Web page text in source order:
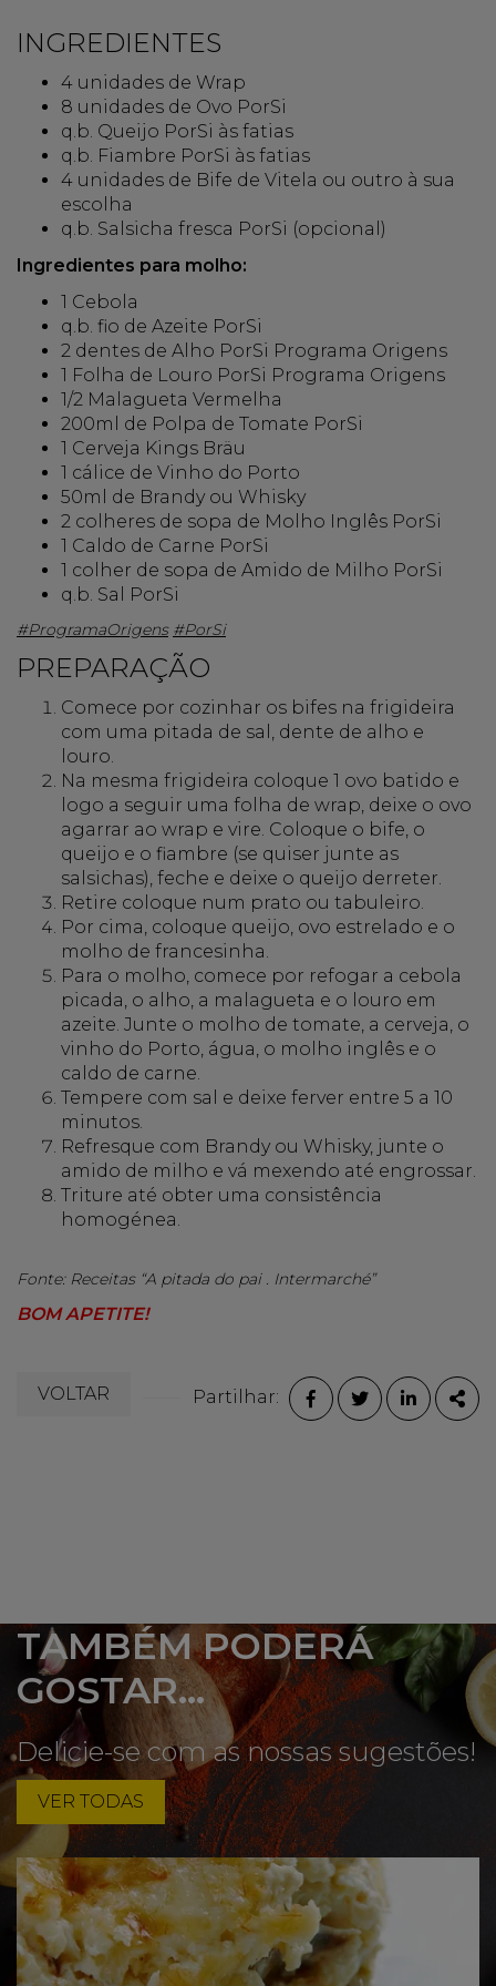
INGREDIENTES
4 unidades de Wrap
8 unidades de Ovo PorSi
q.b. Queijo PorSi às fatias
q.b. Fiambre PorSi às fatias
4 unidades de Bife de Vitela ou outro à sua
escolha
q.b. Salsicha fresca PorSi (opcional)​
Ingredientes para molho:
1 Cebola
q.b. fio de Azeite PorSi
2 dentes de Alho PorSi Programa Origens
1 Folha de Louro PorSi Programa Origens
1/2 Malagueta Vermelha
200ml de Polpa de Tomate PorSi
1 Cerveja Kings Bräu
1 cálice de Vinho do Porto
50ml de Brandy ou Whisky
2 colheres de sopa de Molho Inglês PorSi
1 Caldo de Carne PorSi
1 colher de sopa de Amido de Milho PorSi
q.b. Sal PorSi
#ProgramaOrigens #PorSi
PREPARAÇÃO
Comece por cozinhar os bifes na frigideira
com uma pitada de sal, dente de alho e
louro.
Na mesma frigideira coloque 1 ovo batido e
logo a seguir uma folha de wrap, deixe o ovo
agarrar ao wrap e vire. Coloque o bife, o
queijo e o fiambre (se quiser junte as
salsichas), feche e deixe o queijo derreter.
Retire coloque num prato ou tabuleiro.
Por cima, coloque queijo, ovo estrelado e o
molho de francesinha.
Para o molho, comece por refogar a cebola
picada, o alho, a malagueta e o louro em
azeite. Junte o molho de tomate, a cerveja, o
vinho do Porto, água, o molho inglês e o
caldo de carne.
Tempere com sal e deixe ferver entre 5 a 10
minutos.
Refresque com Brandy ou Whisky, junte o
amido de milho e vá mexendo até engrossar.
Triture até obter uma consistência
homogénea.
Fonte: Receitas “A pitada do pai . Intermarché”
BOM APETITE!
VOLTAR Partilhar:
FACEBOOK
TWITTER
TAMBÉM PODERÁ
GOSTAR...
Delicie-se com as nossas sugestões!
VER TODAS